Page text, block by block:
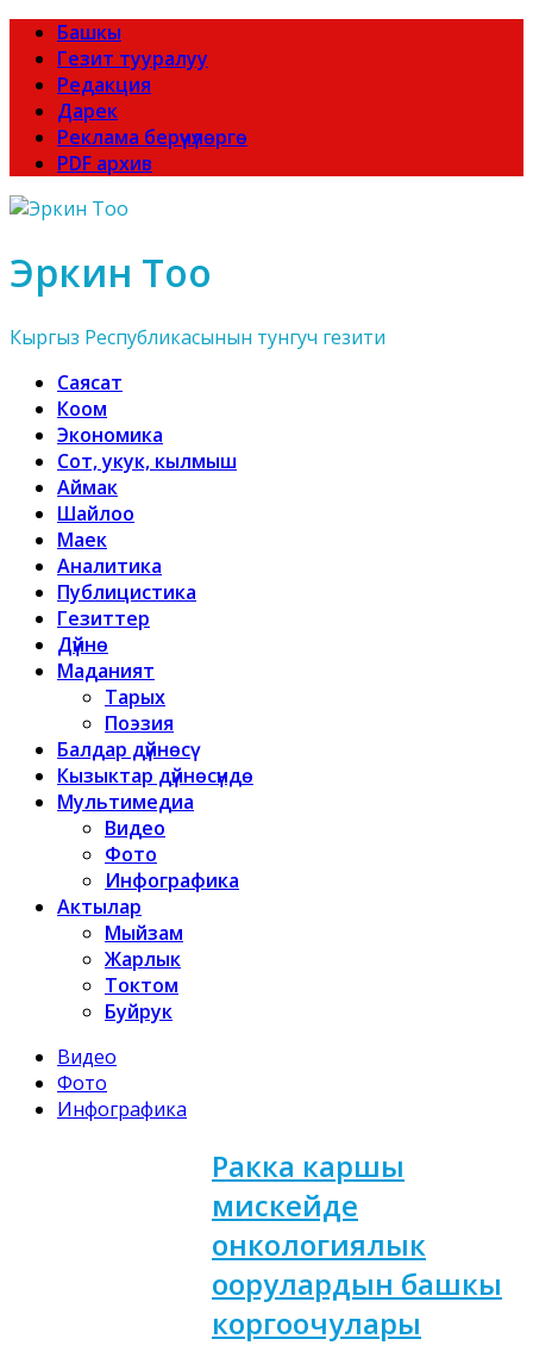
Башкы
Гезит тууралуу
Редакция
Дарек
Реклама берүүчүлөргө
PDF архив
Эркин Тоо
Кыргыз Республикасынын тунгуч гезити
Саясат
Коом
Экономика
Сот, укук, кылмыш
Аймак
Шайлоо
Маек
Аналитика
Публицистика
Гезиттер
Дүйнө
Маданият
Тарых
Поэзия
Балдар дүйнөсү
Кызыктар дүйнөсүндө
Мультимедиа
Видео
Фото
Инфографика
Актылар
Мыйзам
Жарлык
Токтом
Буйрук
Видео
Фото
Инфографика
Ракка каршы
мискейде
онкологиялык
оорулардын башкы
коргоочулары